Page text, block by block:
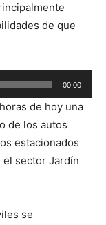
de que
00:00
de hoy una
de los autos
estacionados
el sector Jardín
se